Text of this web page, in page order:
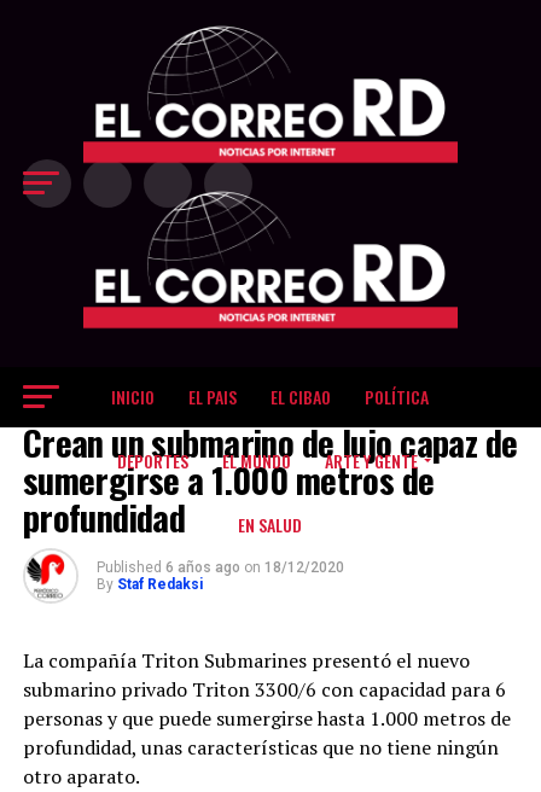
INICIO EL PAIS EL CIBAO POLÍTICA
DEPORTES EL MUNDO ARTE Y GENTE
EN SALUD
NOTICIAS
Crean un submarino de lujo capaz de
sumergirse a 1.000 metros de
profundidad
Published 6 años ago on 18/12/2020
By Staf Redaksi
La compañía Triton Submarines presentó el nuevo
submarino privado Triton 3300/6 con capacidad para 6
personas y que puede sumergirse hasta 1.000 metros de
profundidad, unas características que no tiene ningún
otro aparato.
Exit mobile version